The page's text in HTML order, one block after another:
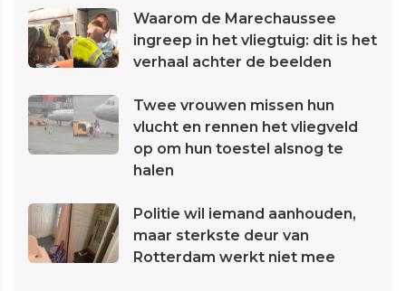
Waarom de Marechaussee
ingreep in het vliegtuig: dit is het
verhaal achter de beelden
Twee vrouwen missen hun
vlucht en rennen het vliegveld
op om hun toestel alsnog te
halen
Politie wil iemand aanhouden,
maar sterkste deur van
Rotterdam werkt niet mee